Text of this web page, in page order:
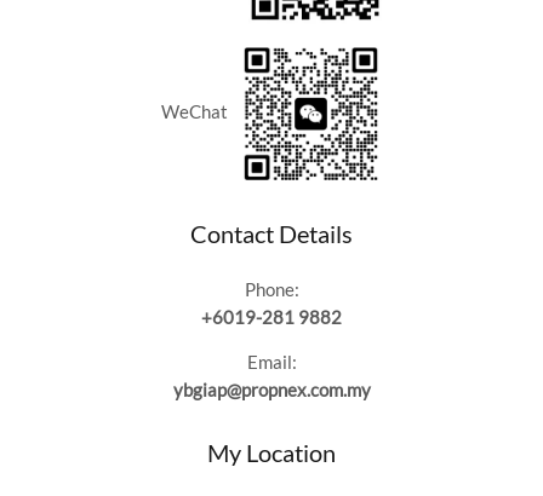
WeChat
Contact Details
Phone:
+6019-281 9882
Email:
ybgiap@propnex.com.my
My Location